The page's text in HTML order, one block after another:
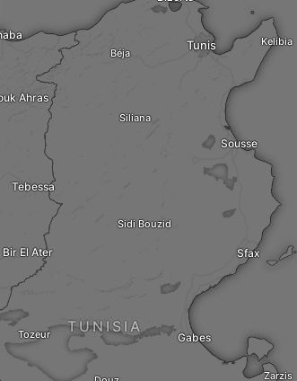
Kelibia
Béja
Tunis
Siliana
Sousse
Sfax
Sidi Bouzid
TUNISIA
Gabes
Zarzis
Ahras
Tebessa
Bir El Ater
Tozeur